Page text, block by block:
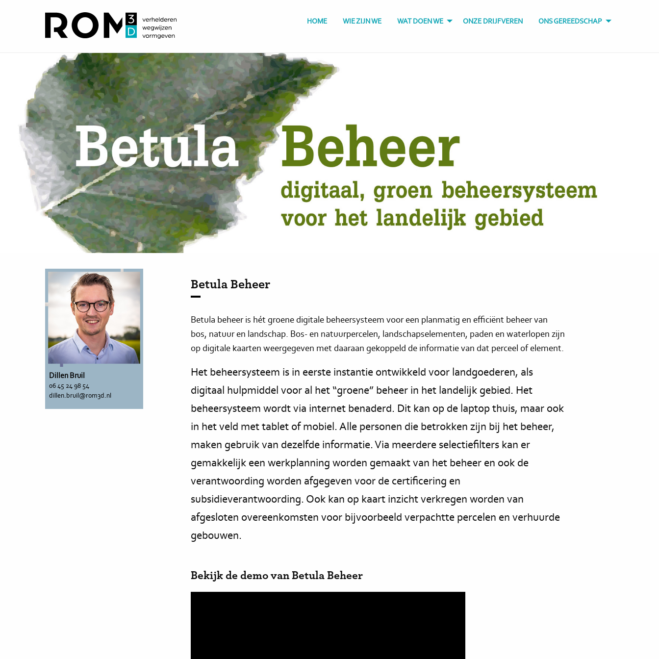
HOME WIE ZIJN WE WAT DOEN WE ONZE DRIJFVEREN ONS GEREEDSCHAP
Dillen Bruil
06 45 24 98 54
dillen.bruil@rom3d.nl
Betula Beheer
Betula beheer is hét groene digitale beheersysteem voor een planmatig en efficiënt beheer van
bos, natuur en landschap. Bos- en natuurpercelen, landschapselementen, paden en waterlopen zijn
op digitale kaarten weergegeven met daaraan gekoppeld de informatie van dat perceel of element.
Het beheersysteem is in eerste instantie ontwikkeld voor landgoederen, als
digitaal hulpmiddel voor al het “groene” beheer in het landelijk gebied. Het
beheersysteem wordt via internet benaderd. Dit kan op de laptop thuis, maar ook
in het veld met tablet of mobiel. Alle personen die betrokken zijn bij het beheer,
maken gebruik van dezelfde informatie. Via meerdere selectiefilters kan er
gemakkelijk een werkplanning worden gemaakt van het beheer en ook de
verantwoording worden afgegeven voor de certificering en
subsidieverantwoording. Ook kan op kaart inzicht verkregen worden van
afgesloten overeenkomsten voor bijvoorbeeld verpachtte percelen en verhuurde
gebouwen.
Bekijk de demo van Betula Beheer